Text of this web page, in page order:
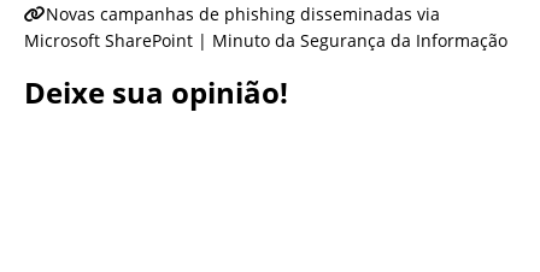
Novas campanhas de phishing disseminadas via
Microsoft SharePoint | Minuto da Segurança da Informação
Deixe sua opinião!